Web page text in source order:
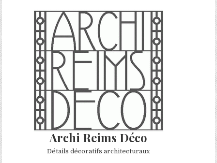
Skip to content
Archi Reims Déco
Détails décoratifs architecturaux